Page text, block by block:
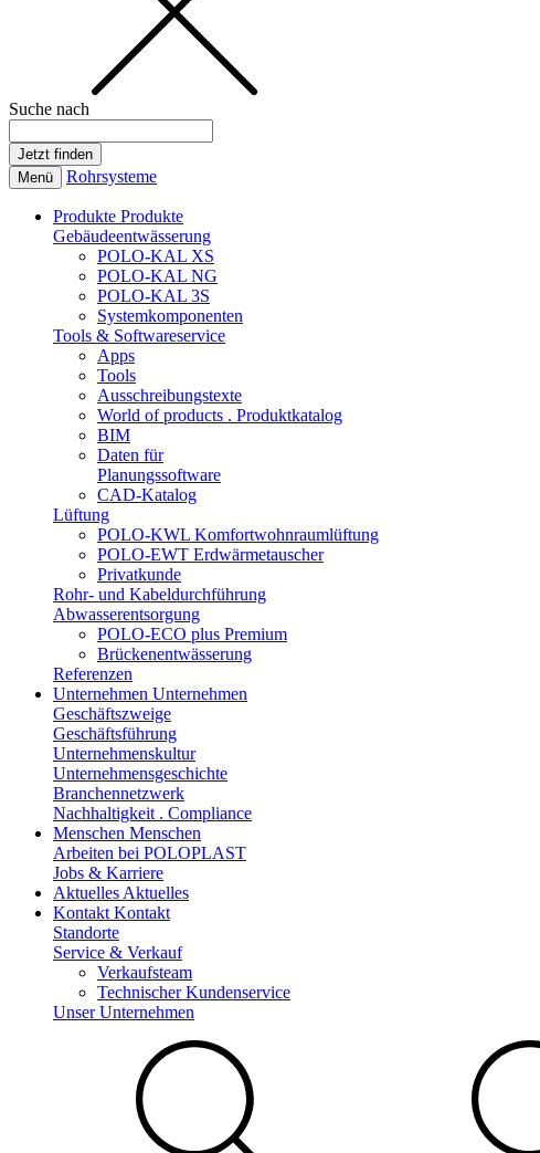
Suche nach
Menü Rohrsysteme
Produkte Produkte
Gebäudeentwässerung
POLO-KAL XS
POLO-KAL NG
POLO-KAL 3S
Systemkomponenten
Tools & Softwareservice
Apps
Tools
Ausschreibungstexte
World of products . Produktkatalog
BIM
Daten für
Planungssoftware
CAD-Katalog
Lüftung
POLO-KWL Komfortwohnraumlüftung
POLO-EWT Erdwärmetauscher
Privatkunde
Rohr- und Kabeldurchführung
Abwasserentsorgung
POLO-ECO plus Premium
Brückenentwässerung
Referenzen
Unternehmen Unternehmen
Geschäftszweige
Geschäftsführung
Unternehmenskultur
Unternehmensgeschichte
Branchennetzwerk
Nachhaltigkeit . Compliance
Menschen Menschen
Arbeiten bei POLOPLAST
Jobs & Karriere
Aktuelles Aktuelles
Kontakt Kontakt
Standorte
Service & Verkauf
Verkaufsteam
Technischer Kundenservice
Unser Unternehmen